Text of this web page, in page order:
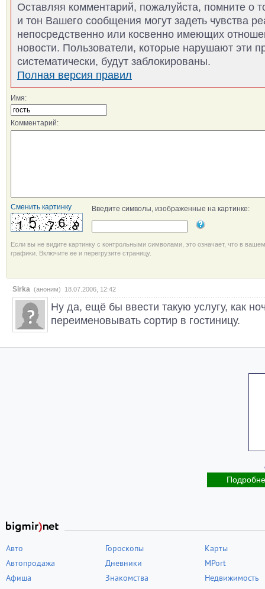
Оставляя комментарий, пожалуйста, помните о
и тон Вашего сообщения могут задеть чувства
непосредственно или косвенно имеющих
новости. Пользователи, которые нарушают эти
систематически, будут заблокированы.
Полная версия правил
Имя:
Комментарий:
Сменить картинку Введите символы, изображенные на картинке:
Если вы не видите картинку с контрольными символами, это означает, что в
графики. Включите ее и перегрузите страницу.
Sirka (аноним) 18.07.2006, 12:42
Ну да, ещё бы ввести такую услугу, как
переименовывать сортир в гостиницу.
Авто
Автопродажа
Афиша
Гороскопы
Дневники
Знакомства
Карты
MPort
Недвижимость